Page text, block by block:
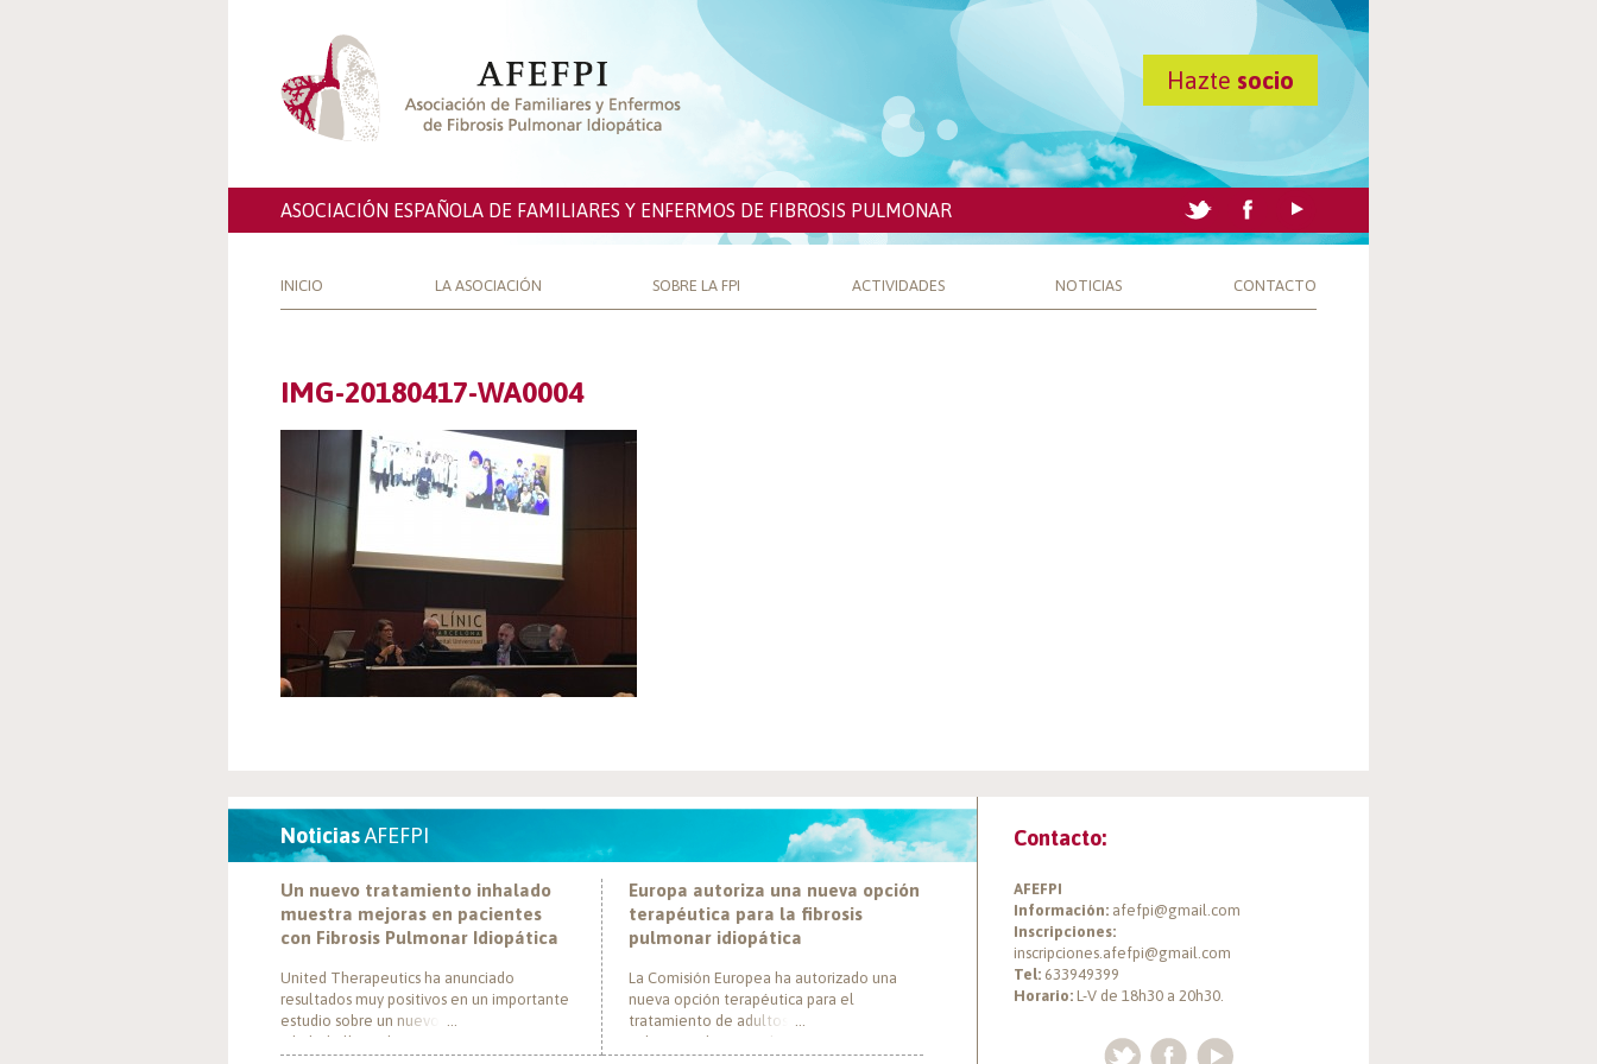
Hazte socio
ASOCIACIÓN ESPAÑOLA DE FAMILIARES Y ENFERMOS DE FIBROSIS PULMONAR
INICIO LA ASOCIACIÓN SOBRE LA FPI ACTIVIDADES NOTICIAS CONTACTO
IMG-20180417-WA0004
NoticiasAFEFPI
Un nuevo tratamiento inhalado
muestra mejoras en pacientes
con Fibrosis Pulmonar Idiopática
United Therapeutics ha anunciado
resultados muy positivos en un importante
estudio sobre un nuevo tratamiento
inhalado llamado Tyvaso, dirigido a
Europa autoriza una nueva opción
terapéutica para la fibrosis
pulmonar idiopática
La Comisión Europea ha autorizado una
nueva opción terapéutica para el
tratamiento de adultos con fibrosis
pulmonar idiopática (FPI), marcando un hito
Contacto:
AFEFPI
Información: afefpi@gmail.com
Inscripciones:
inscripciones.afefpi@gmail.com
Tel: 633949399
Horario: L-V de 18h30 a 20h30.